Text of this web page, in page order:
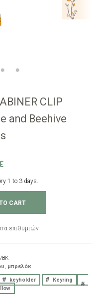
CLIP
and Beehive
1 to 3 days.
CART
επιθυμιών
BK
, μπρελόκ
keyholder
Keyring